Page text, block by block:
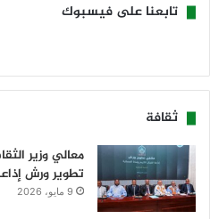
تابعنا على فيسبوك
ثقافة
معالي وزير
تطوير ورش
9 مايو، 2026